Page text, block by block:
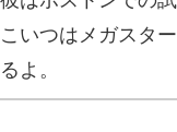
いつはメガスタ
よ。